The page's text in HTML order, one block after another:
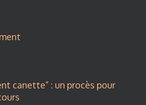
canette” : un procès pour